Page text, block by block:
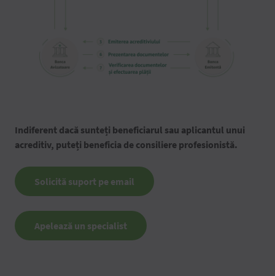
Indiferent dacă sunteți beneficiarul sau aplicantul unui
acreditiv, puteți beneficia de consiliere profesionistă.
Solicită suport pe email
Apelează un specialist